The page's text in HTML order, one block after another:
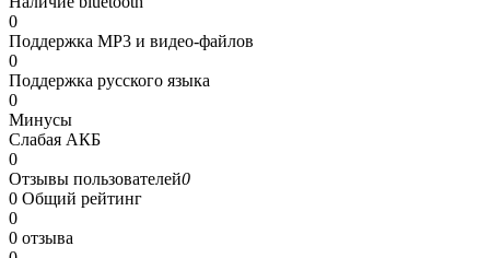
0
Поддержка MP3 и видео-файлов
0
Поддержка русского языка
0
Минусы
Слабая АКБ
0
Отзывы пользователей0
0 Общий рейтинг
0
0 отзыва